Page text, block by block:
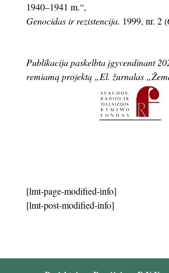
1940–1941 m.“,
Genocidas ir rezistencija. 1999, nr. 2
Publikacija paskelbta įgyvendinant
remiamą projektą „El. žurnalas
[lmt-page-modified-info]
[lmt-post-modified-info]